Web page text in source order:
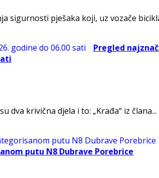
sigurnosti pješaka koji, uz vozače
Pregled
krivična djela i to: „Krađa“ iz člana...
putu N8 Dubrave Porebrice